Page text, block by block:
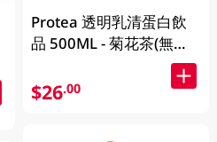
Protea 透明乳清蛋白飲
品 500ML - 菊花茶(無咖
$26.00